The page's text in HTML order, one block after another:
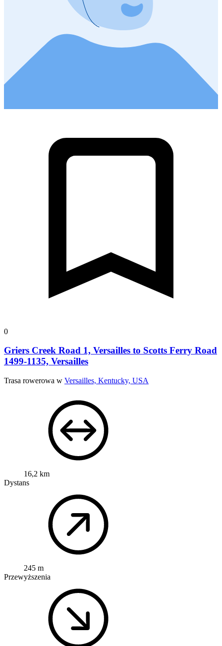
0
Griers Creek Road 1, Versailles to Scotts Ferry Road
1499-1135, Versailles
Trasa rowerowa w Versailles, Kentucky, USA
16,2 km
Dystans
245 m
Przewyższenia